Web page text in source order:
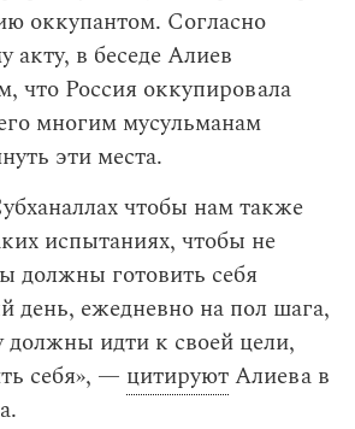
оккупантом. Согласно
акту, в беседе Алиев
что Россия оккупировала
многим мусульманам
эти места.
чтобы нам также
испытаниях, чтобы не
должны готовить себя
день, ежедневно на пол шага,
должны идти к своей цели,
себя», — цитируютАлиева в